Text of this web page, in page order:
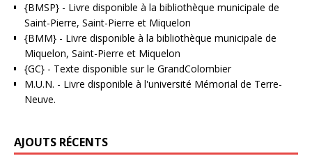
{BMSP} - Livre disponible à la bibliothèque municipale de
Saint-Pierre, Saint-Pierre et Miquelon
{BMM} - Livre disponible à la bibliothèque municipale de
Miquelon, Saint-Pierre et Miquelon
{GC} - Texte disponible sur le GrandColombier
M.U.N. - Livre disponible à l'université Mémorial de Terre-
Neuve.
AJOUTS RÉCENTS